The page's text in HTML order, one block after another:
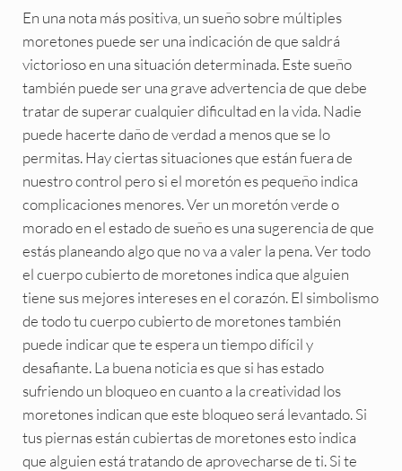
En una nota más positiva, un sueño sobre múltiples
moretones puede ser una indicación de que saldrá
victorioso en una situación determinada. Este sueño
también puede ser una grave advertencia de que debe
tratar de superar cualquier dificultad en la vida. Nadie
puede hacerte daño de verdad a menos que se lo
permitas. Hay ciertas situaciones que están fuera de
nuestro control pero si el moretón es pequeño indica
complicaciones menores. Ver un moretón verde o
morado en el estado de sueño es una sugerencia de que
estás planeando algo que no va a valer la pena. Ver todo
el cuerpo cubierto de moretones indica que alguien
tiene sus mejores intereses en el corazón. El simbolismo
de todo tu cuerpo cubierto de moretones también
puede indicar que te espera un tiempo difícil y
desafiante. La buena noticia es que si has estado
sufriendo un bloqueo en cuanto a la creatividad los
moretones indican que este bloqueo será levantado. Si
tus piernas están cubiertas de moretones esto indica
que alguien está tratando de aprovecharse de ti. Si te